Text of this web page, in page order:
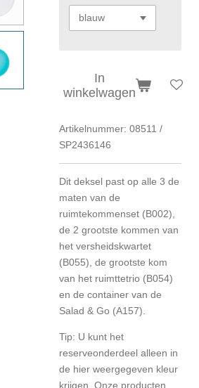
In
winkelwagen
Artikelnummer: 08511 /
SP2436146
Dit deksel past op alle 3 de
maten van de
ruimtekommenset (B002),
de 2 grootste kommen van
het versheidskwartet
(B055), de grootste kom
van het ruimttetrio (B054)
en de container van de
Salad & Go (A157).
Tip: U kunt het
reserveonderdeel alleen in
de hier weergegeven kleur
krijgen. Onze producten